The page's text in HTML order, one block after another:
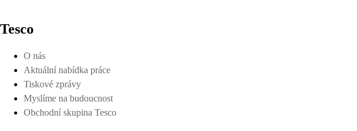
Tesco
O nás
Aktuální nabídka práce
Tiskové zprávy
Myslíme na budoucnost
Obchodní skupina Tesco